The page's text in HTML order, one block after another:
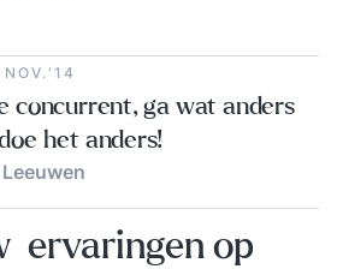
concurrent, ga wat anders
het anders!
ervaringen op